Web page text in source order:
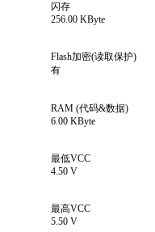
闪存
256.00 KByte
Flash加密(读取保护)
有
RAM (代码&数据)
6.00 KByte
最低VCC
4.50 V
最高VCC
5.50 V